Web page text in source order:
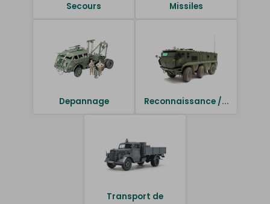
Secours
Missiles
Depannage Reconnaissance /...
Transport de